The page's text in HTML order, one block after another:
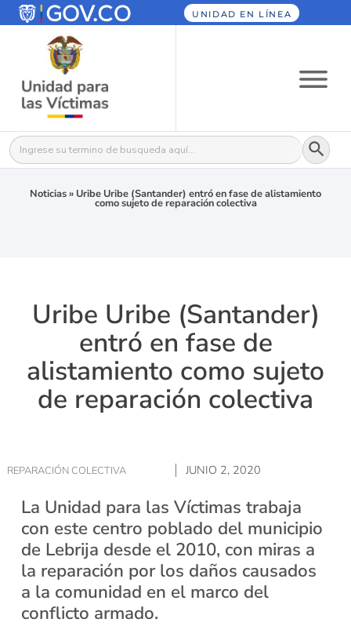
UNIDAD EN LÍNEA
Buscar: Botón
Noticias» Uribe Uribe (Santander) entró en fase de alistamiento
como sujeto de reparación colectiva
Uribe Uribe (Santander)
entró en fase de
alistamiento como sujeto
de reparación colectiva
REPARACIÓN COLECTIVA JUNIO 2, 2020
La Unidad para las Víctimas trabaja
con este centro poblado del municipio
de Lebrija desde el 2010, con miras a
la reparación por los daños causados
a la comunidad en el marco del
conflicto armado.